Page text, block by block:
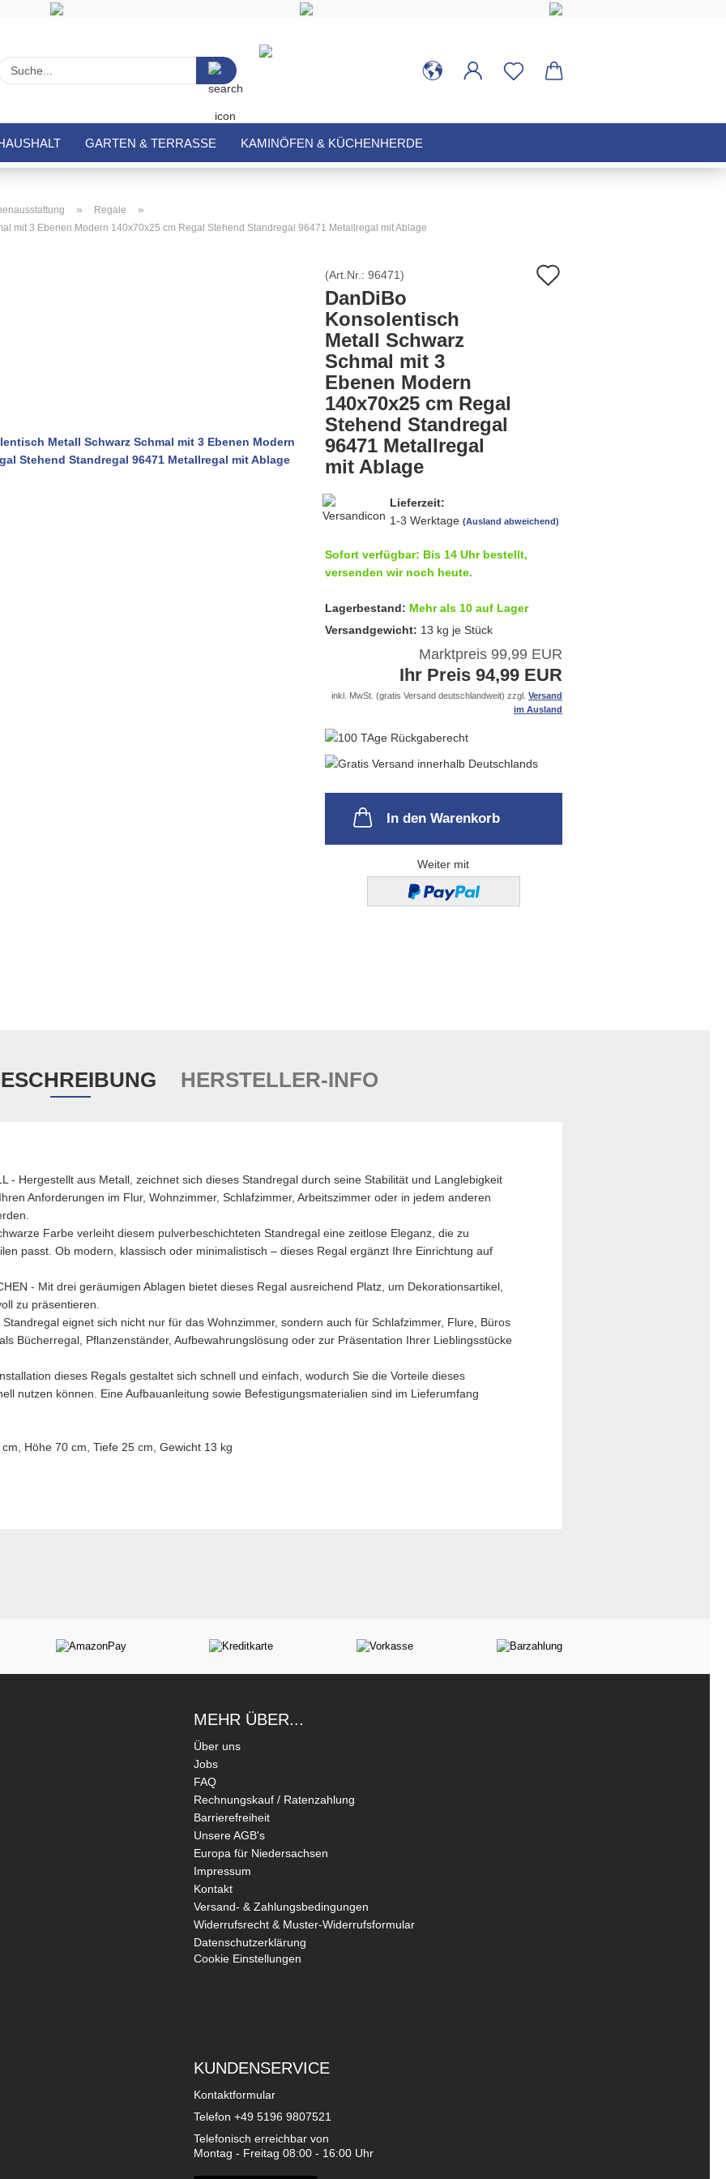
Suche...
GARTEN & TERRASSE KAMINÖFEN & KÜCHENHERDE
» Regale »
mit 3 Ebenen Modern 140x70x25 cm Regal Stehend Standregal 96471 Metallregal mit Ablage
(Art.Nr.: 96471)
DanDiBo
Konsolentisch
Metall Schwarz
Schmal mit 3
Ebenen Modern
140x70x25 cm Regal
Stehend Standregal
96471 Metallregal
mit Ablage
Lieferzeit:
1-3 Werktage (Ausland abweichend)
Sofort verfügbar: Bis 14 Uhr bestellt,
versenden wir noch heute.
Lagerbestand: Mehr als 10 auf Lager
Versandgewicht: 13 kg je Stück
Marktpreis 99,99 EUR
Ihr Preis 94,99 EUR
inkl. MwSt. (gratis Versand deutschlandweit) zzgl. Versand
im Ausland
In den Warenkorb
Weiter mit
HERSTELLER-INFO
- Hergestellt aus Metall, zeichnet sich dieses Standregal durch seine Stabilität und Langlebigkeit
Anforderungen im Flur, Wohnzimmer, Schlafzimmer, Arbeitszimmer oder in jedem anderen
Farbe verleiht diesem pulverbeschichteten Standregal eine zeitlose Eleganz, die zu
passt. Ob modern, klassisch oder minimalistisch – dieses Regal ergänzt Ihre Einrichtung auf
- Mit drei geräumigen Ablagen bietet dieses Regal ausreichend Platz, um Dekorationsartikel,
zu präsentieren.
eignet sich nicht nur für das Wohnzimmer, sondern auch für Schlafzimmer, Flure, Büros
Bücherregal, Pflanzenständer, Aufbewahrungslösung oder zur Präsentation Ihrer Lieblingsstücke
dieses Regals gestaltet sich schnell und einfach, wodurch Sie die Vorteile dieses
nutzen können. Eine Aufbauanleitung sowie Befestigungsmaterialien sind im Lieferumfang
Höhe 70 cm, Tiefe 25 cm, Gewicht 13 kg
MEHR ÜBER...
Über uns
Jobs
FAQ
Rechnungskauf / Ratenzahlung
Barrierefreiheit
Unsere AGB's
Europa für Niedersachsen
Impressum
Kontakt
Versand- & Zahlungsbedingungen
Widerrufsrecht & Muster-Widerrufsformular
Datenschutzerklärung
Cookie Einstellungen
KUNDENSERVICE
Kontaktformular
Telefon +49 5196 9807521
Telefonisch erreichbar von
Montag - Freitag 08:00 - 16:00 Uhr